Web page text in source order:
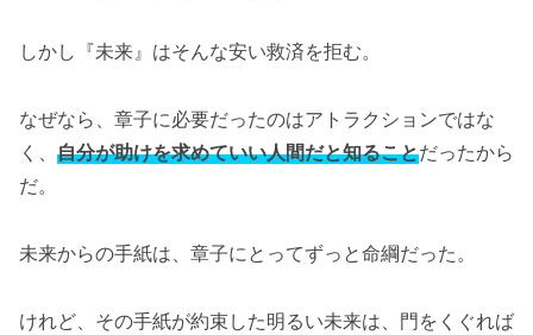
しかし『未来』はそんな安い救済を拒む。
なぜなら、章子に必要だったのはアトラクションではな
く、 自分が助けを求めていい人間だと知ることだったから
だ。
未来からの手紙は、章子にとってずっと命綱だった。
けれど、その手紙が約束した明るい未来は、門をくぐれば